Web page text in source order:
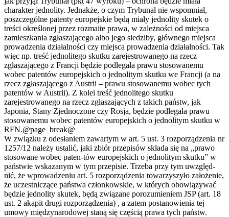
charakter jednolity. Jednakże, o czym Trybunał nie wspomniał,
poszczególne patenty europejskie będą miały jednolity skutek o
treści określonej przez rozmaite prawa, w zależności od miejsca
zamieszkania zgłaszającego albo jego siedziby, głównego miejsca
prowadzenia działalności czy miejsca prowadzenia działalności. Tak
więc np. treść jednolitego skutku zarejestrowanego na rzecz
zgłaszającego z Francji będzie podlegała prawu stosowanemu
wobec patentów europejskich o jednolitym skutku we Francji (a na
rzecz zgłaszającego z Austrii – prawu stosowanemu wobec tych
patentów w Austrii). Z kolei treść jednolitego skutku
zarejestrowanego na rzecz zgłaszających z takich państw, jak
Japonia, Stany Zjednoczone czy Rosja, będzie podlegała prawu
stosowanemu wobec patentów europejskich o jednolitym skutku w
RFN.@page_break@
W związku z odesłaniem zawartym w art. 5 ust. 3 rozporządzenia nr
1257/12 należy ustalić, jaki zbiór przepisów składa się na „prawo
stosowane wobec paten-tów europejskich o jednolitym skutku” w
państwie wskazanym w tym przepisie. Trzeba przy tym uwzględ-
nić, że wprowadzeniu art. 5 rozporządzenia towarzyszyło założenie,
że uczestniczące państwa członkowskie, w których obowiązywać
będzie jednolity skutek, będą związane porozumieniem JSP (art. 18
ust. 2 akapit drugi rozporządzenia) , a zatem postanowienia tej
umowy międzynarodowej staną się częścią prawa tych państw.